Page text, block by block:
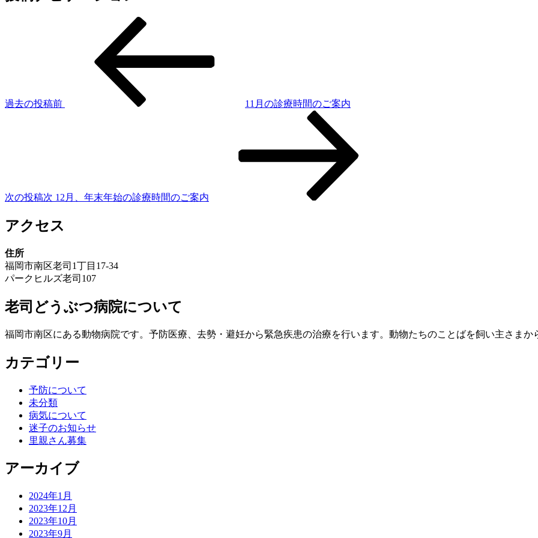
過去の投稿前 11月の診療時間のご案内
次の投稿次 12月、年末年始の診療時間のご案内
アクセス
住所
福岡市南区老司1丁目17-34
パークヒルズ老司107
老司どうぶつ病院について
福岡市南区にある動物病院です。予防医療、去勢・避妊から緊急疾患の治療を行います。動物たちのことばを飼い主さまか
カテゴリー
予防について
未分類
病気について
迷子のお知らせ
里親さん募集
アーカイブ
2024年1月
2023年12月
2023年10月
2023年9月